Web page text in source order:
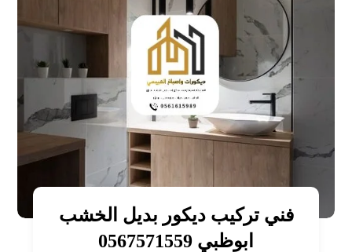
فني تركيب ديكور بديل الخشب
ابوظبي 0567571559